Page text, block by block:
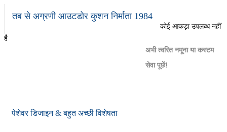
तब से अग्रणी आउटडोर कुशन निर्माता 1984
अभी त्वरित नमूना या कस्टम
सेवा पूछें!
कोई आकड़ा उपलब्ध नहीं
है
पेशेवर डिजाइन & बहुत अच्छी विशेषता